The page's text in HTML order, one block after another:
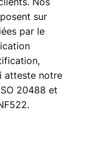
sur
par le
atteste notre
20488 et